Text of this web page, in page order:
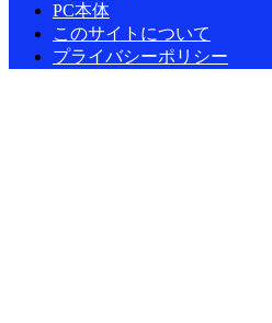
PC本体
このサイトについて
プライバシーポリシー